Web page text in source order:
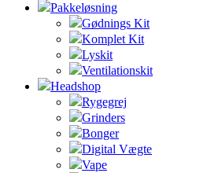
Pakkeløsning
Gødnings Kit
Komplet Kit
Lyskit
Ventilationskit
Headshop
Rygegrej
Grinders
Bonger
Digital Vægte
Vape